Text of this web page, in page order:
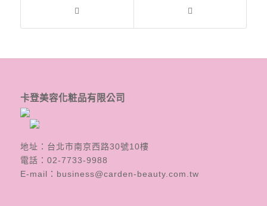
卡登美容化粧品有限公司
地址：台北市南京西路30號10樓
電話： 02-7733-9988
E-mail： business@carden-beauty.com.tw